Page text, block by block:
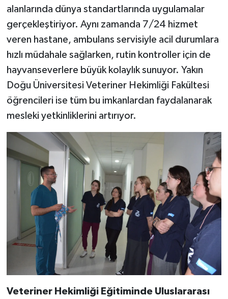
alanlarında dünya standartlarında uygulamalar
gerçekleştiriyor. Aynı zamanda 7/24 hizmet
veren hastane, ambulans servisiyle acil durumlara
hızlı müdahale sağlarken, rutin kontroller için de
hayvanseverlere büyük kolaylık sunuyor. Yakın
Doğu Üniversitesi Veteriner Hekimliği Fakültesi
öğrencileri ise tüm bu imkanlardan faydalanarak
mesleki yetkinliklerini artırıyor.
Veteriner Hekimliği Eğitiminde Uluslararası